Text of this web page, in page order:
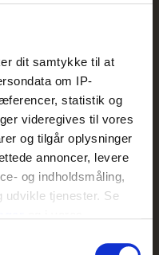
dit samtykke til at
om IP-
statistik og
videregives til vores
og tilgår oplysninger
annoncer, levere
og indholdsmåling,
udvikle tjenester. Se